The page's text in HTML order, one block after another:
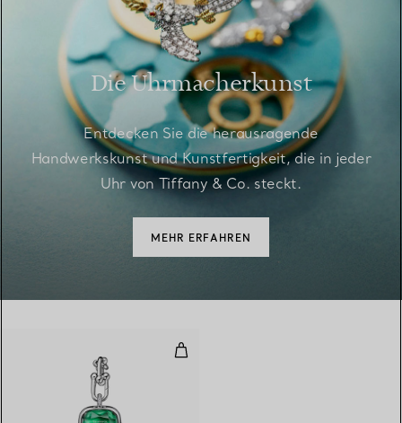
Die Uhrmacherkunst
Entdecken Sie die herausragende
Handwerkskunst und Kunstfertigkeit, die in jeder
Uhr von Tiffany & Co. steckt.
MEHR ERFAHREN
Uhr in Sterlingsilber und Stahl